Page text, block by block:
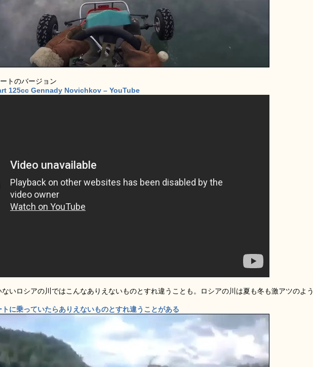
トのバージョン
125сс Gennady Novichkov – YouTube
いロシアの川ではこんなありえないものとすれ違うことも。ロシアの川は夏も冬も激アツのよう
トに乗っていたらありえないものとすれ違うことがある